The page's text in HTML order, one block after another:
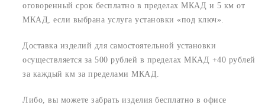
оговоренный срок бесплатно в пределах МКАД и 5 км от
МКАД, если выбрана услуга установки «под ключ».
Доставка изделий для самостоятельной установки
осуществляется за 500 рублей в пределах МКАД +40 рублей
за каждый км за пределами МКАД.
Либо, вы можете забрать изделия бесплатно в офисе